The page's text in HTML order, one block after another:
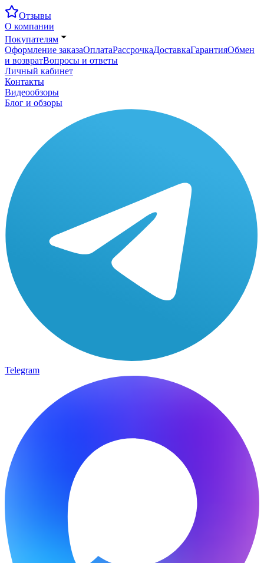
Отзывы
О компании
Покупателям
Оформление заказаОплатаРассрочкаДоставкаГарантияОбмен
и возвратВопросы и ответы
Личный кабинет
Контакты
Видеообзоры
Блог и обзоры
Telegram